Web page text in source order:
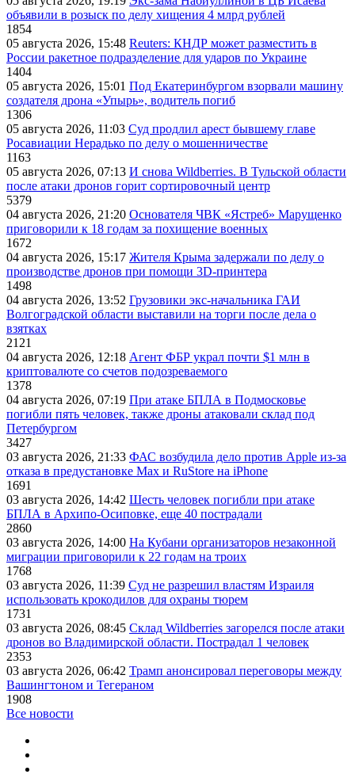
объявили в розыск по делу хищения 4 млрд рублей
1854
05 августа 2026, 15:48 Reuters: КНДР может разместить в
России ракетное подразделение для ударов по Украине
1404
05 августа 2026, 15:01 Под Екатеринбургом взорвали машину
создателя дрона «Упырь», водитель погиб
1306
05 августа 2026, 11:03 Суд продлил арест бывшему главе
Росавиации Нерадько по делу о мошенничестве
1163
05 августа 2026, 07:13 И снова Wildberries. В Тульской области
после атаки дронов горит сортировочный центр
5379
04 августа 2026, 21:20 Основателя ЧВК «Ястреб» Марущенко
приговорили к 18 годам за похищение военных
1672
04 августа 2026, 15:17 Жителя Крыма задержали по делу о
производстве дронов при помощи 3D‑принтера
1498
04 августа 2026, 13:52 Грузовики экс-начальника ГАИ
Волгоградской области выставили на торги после дела о
взятках
2121
04 августа 2026, 12:18 Агент ФБР украл почти $1 млн в
криптовалюте со счетов подозреваемого
1378
04 августа 2026, 07:19 При атаке БПЛА в Подмосковье
погибли пять человек, также дроны атаковали склад под
Петербургом
3427
03 августа 2026, 21:33 ФАС возбудила дело против Apple из-за
отказа в предустановке Max и RuStore на iPhone
1691
03 августа 2026, 14:42 Шесть человек погибли при атаке
БПЛА в Архипо-Осиповке, еще 40 пострадали
2860
03 августа 2026, 14:00 На Кубани организаторов незаконной
миграции приговорили к 22 годам на троих
1768
03 августа 2026, 11:39 Суд не разрешил властям Израиля
использовать крокодилов для охраны тюрем
1731
03 августа 2026, 08:45 Склад Wildberries загорелся после атаки
дронов во Владимирской области. Пострадал 1 человек
2353
03 августа 2026, 06:42 Трамп анонсировал переговоры между
Вашингтоном и Тегераном
1908
Все новости